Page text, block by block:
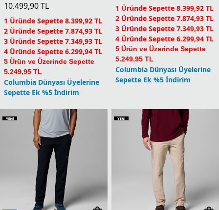
10.499,90TL
1 Üründe Sepette 8.399,92 TL
2 Üründe Sepette 7.874,93 TL
3 Üründe Sepette 7.349,93 TL
4 Üründe Sepette 6.299,94 TL
5 Ürün ve Üzerinde Sepette
5.249,95 TL
Columbia Dünyası Üyelerine
Sepette Ek %5 İndirim
1 Üründe Sepette 8.399,92 TL
2 Üründe Sepette 7.874,93 TL
3 Üründe Sepette 7.349,93 TL
4 Üründe Sepette 6.299,94 TL
5 Ürün ve Üzerinde Sepette
5.249,95 TL
Columbia Dünyası Üyelerine
Sepette Ek %5 İndirim